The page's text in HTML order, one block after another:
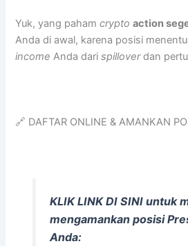
Yuk, yang pahamcrypto action
Anda di awal, karena posisi
income Anda darispilloverdan
🔗 DAFTAR ONLINE & AMANKAN
KLIK LINK DI SINI untuk
mengamankan posisi
Anda: